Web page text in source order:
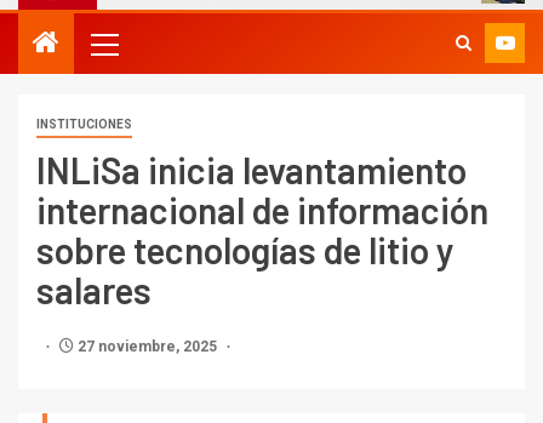
INSTITUCIONES
INLiSa inicia levantamiento
internacional de información
sobre tecnologías de litio y
salares
27 noviembre, 2025